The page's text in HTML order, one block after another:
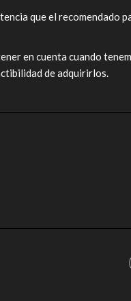
que el
en cuenta cuando
de adquirirlos.